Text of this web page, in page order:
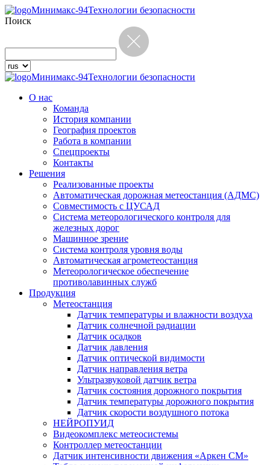
Минимакс-94Технологии безопасности
Поиск
Минимакс-94Технологии безопасности
О нас
Команда
История компании
География проектов
Работа в компании
Спецпроекты
Контакты
Решения
Реализованные проекты
Автоматическая дорожная метеостанция (АДМС)
Совместимость с ЦУСАД
Система метеорологического контроля для
железных дорог
Машинное зрение
Система контроля уровня воды
Автоматическая агрометеостанция
Метеорологическое обеспечение
противолавинных служб
Продукция
Метеостанция
Датчик температуры и влажности воздуха
Датчик солнечной радиации
Датчик осадков
Датчик давления
Датчик оптической видимости
Датчик направления ветра
Ультразвуковой датчик ветра
Датчик состояния дорожного покрытия
Датчик температуры дорожного покрытия
Датчик скорости воздушного потока
НЕЙРОПУИД
Видеокомплекс метеосистемы
Контроллер метеостанции
Датчик интенсивности движения «Аркен СМ»